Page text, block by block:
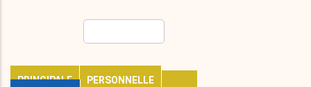
PRINCIPALE
PERSONNELLE